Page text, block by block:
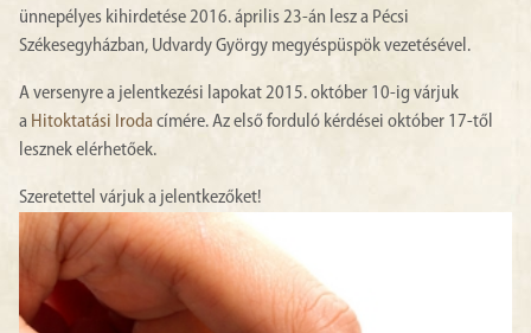
ünnepélyes kihirdetése 2016. április 23-án lesz a Pécsi
Székesegyházban, Udvardy György megyéspüspök vezetésével.
A versenyre a jelentkezési lapokat 2015. október 10-ig várjuk
a Hitoktatási Iroda címére. Az első forduló kérdései október 17-től
lesznek elérhetőek.
Szeretettel várjuk a jelentkezőket!